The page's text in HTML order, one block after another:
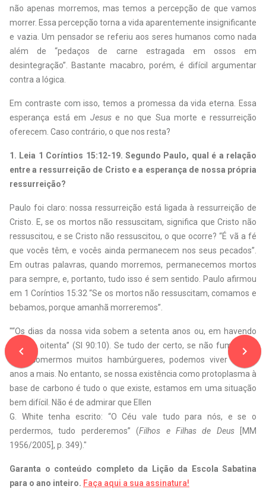
navigate_before
não apenas morremos, mas temos a percepção de que vamos
morrer. Essa percepção torna a vida aparentemente insignificante
e vazia. Um pensador se referiu aos seres humanos como nada
além de “pedaços de carne estragada em ossos em
desintegração”. Bastante macabro, porém, é difícil argumentar
contra a lógica.
Em contraste com isso, temos a promessa da vida eterna. Essa
esperança está em Jesuse no que Sua morte e ressurreição
oferecem. Caso contrário, o que nos resta?
1. Leia 1 Coríntios 15:12-19. Segundo Paulo, qual é a relação
entre a ressurreição de Cristo e a esperança de nossa própria
ressurreição?
Paulo foi claro: nossa ressurreição está ligada à ressurreição de
Cristo. E, se os mortos não ressuscitam, significa que Cristo não
ressuscitou, e se Cristo não ressuscitou, o que ocorre? “É vã a fé
que vocês têm, e vocês ainda permanecem nos seus pecados”.
Em outras palavras, quando morremos, permanecemos mortos
para sempre, e, portanto, tudo isso é sem sentido. Paulo afirmou
em 1 Coríntios 15:32 “Se os mortos não ressuscitam, comamos e
bebamos, porque amanhã morreremos”.
"“Os dias da nossa vida sobem a setenta anos ou, em havendo
vigor, a oitenta” (Sl 90:10). Se tudo der certo, se não fumarmos
nem comermos muitos hambúrgueres, podemos viver alguns
anos a mais. No entanto, se nossa existência como protoplasma à
base de carbono é tudo o que existe, estamos em uma situação
bem difícil. Não é de admirar que Ellen
G. White tenha escrito: “O Céu vale tudo para nós, e se o
perdermos, tudo perderemos” (Filhos e Filhas de Deus[MM
1956/2005], p. 349)."
Garanta o conteúdo completo da Lição da Escola Sabatina
para o ano inteiro. Faça aqui a sua assinatura!
navigate_next